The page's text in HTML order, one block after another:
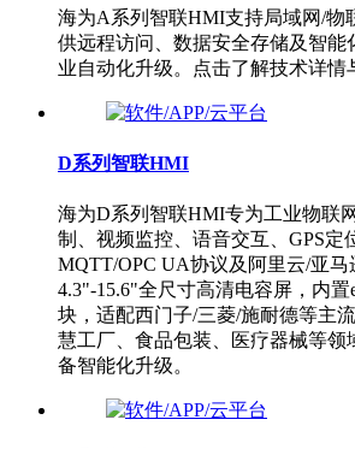
海为A系列智联HMI支持局域网/物
供远程访问、数据安全存储及智能
业自动化升级。点击了解技术详情
D系列智联HMI
海为D系列智联HMI专为工业物联
制、视频监控、语音交互、GPS定
MQTT/OPC UA协议及阿里云/亚
4.3"-15.6"全尺寸高清电容屏，内置
块，适配西门子/三菱/施耐德等主
慧工厂、食品包装、医疗器械等领
备智能化升级。